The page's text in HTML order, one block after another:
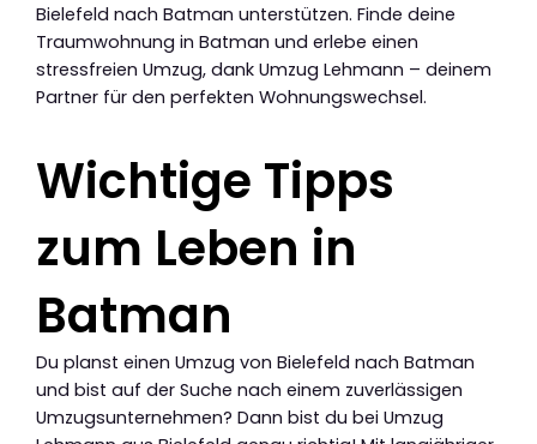
Bielefeld nach Batman unterstützen. Finde deine
Traumwohnung in Batman und erlebe einen
stressfreien Umzug, dank Umzug Lehmann – deinem
Partner für den perfekten Wohnungswechsel.
Wichtige Tipps
zum Leben in
Batman
Du planst einen Umzug von Bielefeld nach Batman
und bist auf der Suche nach einem zuverlässigen
Umzugsunternehmen? Dann bist du bei Umzug